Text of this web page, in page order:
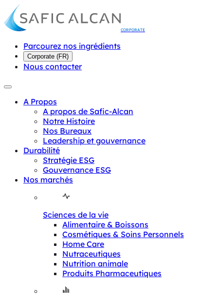
CORPORATE
Parcourez nos ingrédients
Corporate (FR)
Nous contacter
A Propos
A propos de Safic-Alcan
Notre Histoire
Nos Bureaux
Leadership et gouvernance
Durabilité
Stratégie ESG
Gouvernance ESG
Nos marchés
Sciences de la vie
Alimentaire & Boissons
Cosmétiques & Soins Personnels
Home Care
Nutraceutiques
Nutrition animale
Produits Pharmaceutiques